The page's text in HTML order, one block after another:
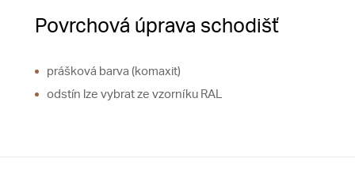
Povrchová úprava schodišť
prášková barva (komaxit)
odstín lze vybrat ze vzorníku RAL